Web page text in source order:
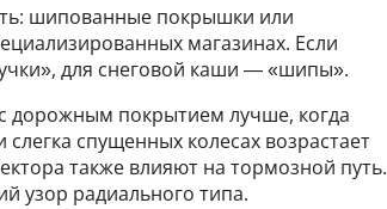
шипованные покрышки или
магазинах. Если
для снеговой каши — «шипы».
дорожным покрытием лучше, когда
спущенных колесах возрастает
также влияют на тормозной путь.
узор радиального типа.